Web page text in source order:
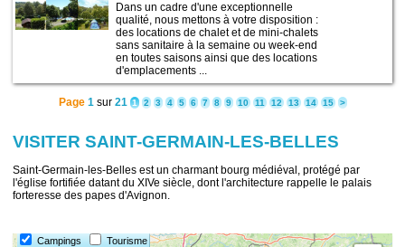
Dans un cadre d'une exceptionnelle
qualité, nous mettons à votre disposition :
des locations de chalet et de mini-chalets
sans sanitaire à la semaine ou week-end
en toutes saisons ainsi que des locations
d'emplacements ...
Page 1sur 21 1 2 3 4 5 6 7 8 9 10 11 12 13 14 15 >
VISITER SAINT-GERMAIN-LES-BELLES
Saint-Germain-les-Belles est un charmant bourg médiéval, protégé par
l'église fortifiée datant du XIVe siècle, dont l'architecture rappelle le palais
forteresse des papes d'Avignon.
Campings Tourisme